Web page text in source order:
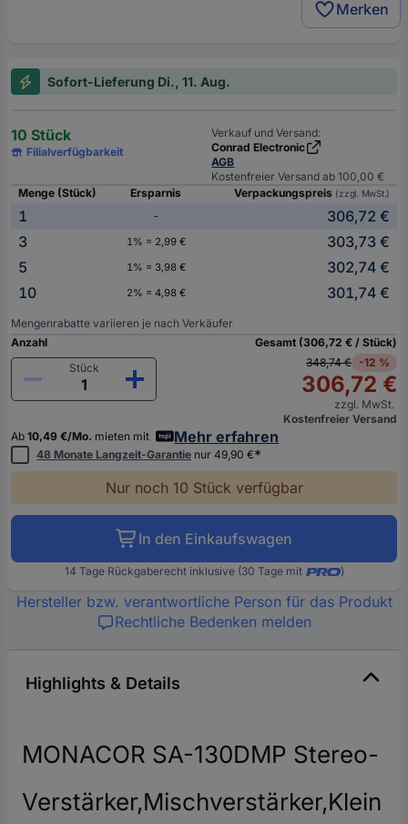
Merken
Sofort-Lieferung Di., 11. Aug.
10 Stück
Filialverfügbarkeit
Verkauf und Versand:
Conrad Electronic
AGB
Kostenfreier Versand ab 100,00 €
Menge (Stück)
Ersparnis Verpackungspreis (zzgl. MwSt.)
1 -
306,72 €
3
1% = 2,99 €
303,73 €
5
1% = 3,98 €
302,74 €
10
2% = 4,98 € 301,74 €
Mengenrabatte variieren je nach Verkäufer
Anzahl
Stück
Gesamt (306,72 € / Stück)
348,74 € -12 %
306,72 €
zzgl. MwSt.
Kostenfreier Versand
Ab 10,49 €/Mo. mieten mit Mehr erfahren
48 Monate Langzeit-Garantie nur 49,90 €*
Nur noch 10 Stück verfügbar
In den Einkaufswagen
14 Tage Rückgaberecht inklusive (30 Tage mit )
Hersteller bzw. verantwortliche Person für das Produkt
Rechtliche Bedenken melden
Highlights & Details
MONACOR SA-130DMP Stereo-
Verstärker,Mischverstärker,Klein